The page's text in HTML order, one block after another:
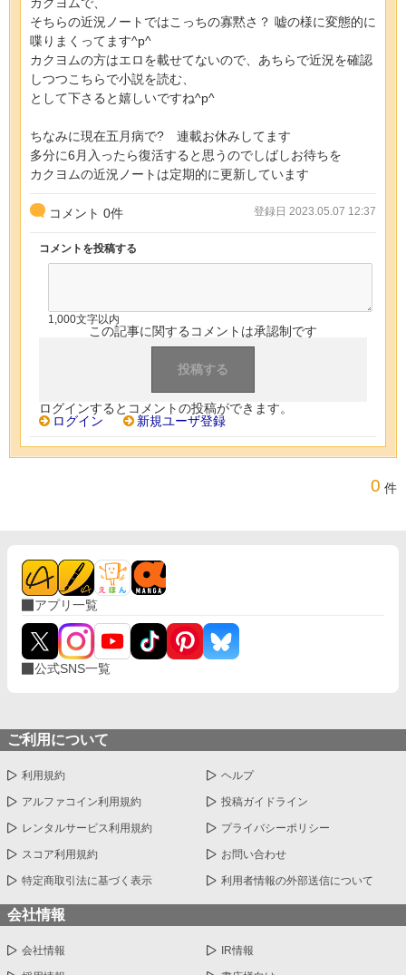
そちらの近況ノートではこっちの寡黙さ？ 嘘の様に変態的に
喋りまくってます^p^
カクヨムの方はエロを載せてないので、あちらで近況を確認
しつつこちらで小説を読む、
として下さると嬉しいですね^p^
ちなみに現在五月病で? 連載お休みしてます
多分に6月入ったら復活すると思うのでしばしお待ちを
カクヨムの近況ノートは定期的に更新しています
コメント 0件 登録日 2023.05.07 12:37
コメントを投稿する
1,000文字以内
この記事に関するコメントは承認制です
ログインするとコメントの投稿ができます。
ログイン
新規ユーザ登録
0 件
アプリ一覧
公式SNS一覧
ご利用について
利用規約 ヘルプ
アルファコイン利用規約 投稿ガイドライン
レンタルサービス利用規約 プライバシーポリシー
スコア利用規約 お問い合わせ
特定商取引法に基づく表示 利用者情報の外部送信について
会社情報
会社情報 IR情報